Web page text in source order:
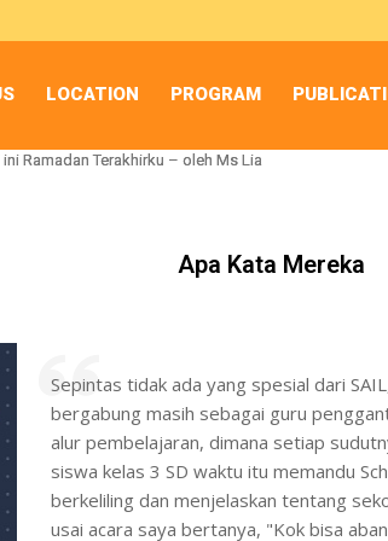
LOCATION PROGRAM
Terakhirku – oleh Ms Lia
Pertama Menjadi Guru Islmaika – oleh Ms Aulia
Terakhirku – oleh Ms Lia
Pertama Menjadi Guru Islmaika – oleh Ms Aulia
Apa Kata Mereka
Sepintas tidak ada yang spesial dari
bergabung masih sebagai guru
alur pembelajaran, dimana setiap
siswa kelas 3 SD waktu itu memandu
berkeliling dan menjelaskan tentang
usai acara saya bertanya, "Kok bisa